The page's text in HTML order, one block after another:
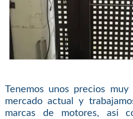
Tenemos unos precios
mercado actual y
marcas de motores, asi